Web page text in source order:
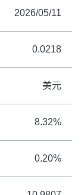
2026/05/11
0.0218
美元
8.32%
0.20%